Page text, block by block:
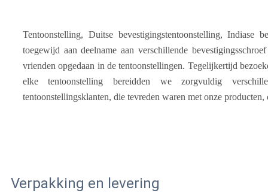
Tentoonstelling, Duitse bevestigingstentoonstelling, Indiase
toegewijd aan deelname aan verschillende
vrienden opgedaan in de tentoonstellingen. Tegelijkertijd
elke tentoonstelling bereidden we zorgvuldig
tentoonstellingsklanten, die tevreden waren met onze
Verpakking en levering